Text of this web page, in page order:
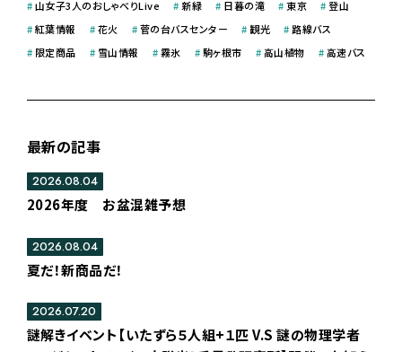
#山女子3人のおしゃべりLive # 新緑 # 日暮の滝 #東京 #登山
#紅葉情報 #花火 #菅の台バスセンター # 観光 # 路線バス
# 限定商品 # 雪山情報 #霧氷 #駒ヶ根市 #高山植物 #高速バス
最新の記事
2026年度 お盆混雑予想
2026.08.04
夏だ！新商品だ！
2026.08.04
謎解きイベント【いたずら５人組+１匹 V.S 謎の物理学者
2026.07.20